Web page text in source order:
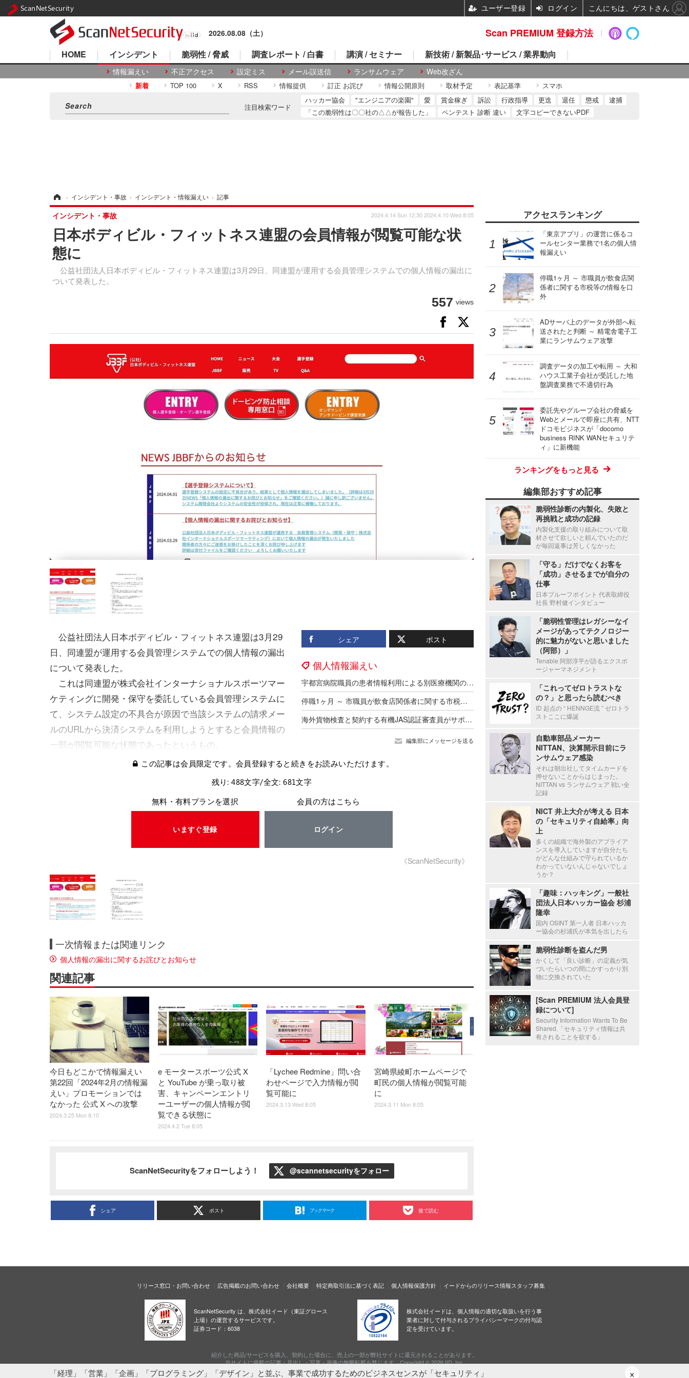
2026.08.08（土）
HOME インシデント
情報漏えい 不正アクセス 設定ミス メール誤送信 ランサムウェア Web改ざん
脆弱性 / 脅威 調査レポート / 白書 講演 / セミナー 新技術 / 新製品･サービス / 業界動向
新着 TOP 100 X RSS 情報提供 訂正 お詫び 情報公開原則 取材予定 表記基準 スマホ
注目検索ワード
ハッカー協会 "エンジニアの楽園" 愛 賞金稼ぎ 訴訟 行政指導 更迭 退任 懲戒
逮捕
「この脆弱性は〇〇社の△△が報告した」
ペンテスト 診断 違い 文字コピーできないPDF
› インシデント・事故 › インシデント・情報漏えい › 記事
日本ボディビル・フィットネス連盟の会員情報が閲覧可能な状
態に
公益社団法人日本ボディビル・フィットネス連盟は3月29日、同連盟が運用する会員管理システムでの個人情報の漏出に
ついて発表した。
インシデント・事故 2024.4.14 Sun 12:30 2024.4.10 Wed 8:05
557 views
シェア ポスト
個人情報漏えい
宇都宮病院職員の患者情報利用による別医療機関のダイレクトメール郵送、調査の結果 直接的金銭的利益の受領が無いことを確認
停職1ヶ月 ～ 市職員が飲食店関係者に関する市税等の情報を口外
海外貨物検査と契約する有機JAS認証審査員がサポート詐欺被害
編集部にメッセージを送る
公益社団法人日本ボディビル・フィットネス連盟は3月29
日、同連盟が運用する会員管理システムでの個人情報の漏出
について発表した。
これは同連盟が株式会社インターナショナルスポーツマー
ケティングに開発・保守を委託している会員管理システムに
て、システム設定の不具合が原因で当該システムの請求メー
ルのURLから決済システムを利用しようとすると会員情報の
一部が閲覧可能な状態であったというもの。
この記事は会員限定です。会員登録すると続きをお読みいただけます。
残り: 488文字/全文: 681文字
無料・有料プランを選択
いますぐ登録
会員の方はこちら
ログイン
《ScanNetSecurity》
一次情報または関連リンク
個人情報の漏出に関するお詫びとお知らせ
関連記事
今日もどこかで情報漏えい
第22回「2024年2月の情報漏
えい」プロモーションでは
なかった 公式 X への攻撃
2024.3.25 Mon 8:10
e モータースポーツ公式 X
と YouTube が乗っ取り被
害、キャンペーンエントリ
ーユーザーの個人情報が閲
覧できる状態に
2024.4.2 Tue 8:05
「Lychee Redmine」問い合
わせページで入力情報が閲
覧可能に
2024.3.13 Wed 8:05
宮崎県綾町ホームページで
町民の個人情報が閲覧可能
に
2024.3.11 Mon 8:05
ScanNetSecurityをフォローしよう！ @scannetsecurityをフォロー
シェア ポスト ブックマーク 後で読む
アクセスランキング
「東京アプリ」の運営に係るコ
ールセンター業務で1名の個人情
報漏えい
停職1ヶ月 ～ 市職員が飲食店関
係者に関する市税等の情報を口
外
ADサーバ上のデータが外部へ転
送されたと判断 ～ 精電舎電子工
業にランサムウェア攻撃
調査データの加工や転用 ～ 大和
ハウス工業子会社が受託した地
盤調査業務で不適切行為
委託先やグループ会社の脅威を
Webとメールで即座に共有、NTT
ドコモビジネスが「docomo
business RINK WANセキュリテ
ィ」に新機能
ランキングをもっと見る
編集部おすすめ記事
脆弱性診断の内製化、失敗と
再挑戦と成功の記録
内製化支援の取り組みについて取
材させて欲しいと頼んでいたのだ
が毎回返事は芳しくなかった
「守る」だけでなくお客を
「成功」させるまでが自分の
仕事
日本プルーフポイント 代表取締役
社長 野村健インタビュー
「脆弱性管理はレガシーなイ
メージがあってテクノロジー
的に魅力がないと思いました
（阿部）」
Tenable 阿部淳平が語るエクスポ
ージャーマネジメント
「これってゼロトラストな
の？」と思ったら読むべき
ID 起点の “ HENNGE流 ” ゼロトラ
ストここに爆誕
自動車部品メーカー
NITTAN、決算開示目前にラ
ンサムウェア感染
それは朝出社してタイムカードを
押せないことからはじまった。
NITTAN vs ランサムウェア 戦い全
記録
NICT 井上大介が考える 日本
の「セキュリティ自給率」向
上
多くの組織で海外製のアプライア
ンスを導入していますが自分たち
がどんな仕組みで守られているか
わかっていないんじゃないでしょ
うか？
「趣味：ハッキング」一般社
団法人日本ハッカー協会 杉浦
隆幸
国内 OSINT 第一人者 日本ハッカ
ー協会の杉浦氏が本気を出したら
脆弱性診断を盗んだ男
かくして「良い診断」の定義が気
づいたらいつの間にかすっかり別
物に交換されていた
[Scan PREMIUM 法人会員登
録について]
Security Information Wants To Be
Shared.「セキュリティ情報は共
有されることを欲する」
リリース窓口・お問い合わせ 広告掲載のお問い合わせ 会社概要 特定商取引法に基づく表記 個人情報保護方針 イードからのリリース情報スタッフ募集
ScanNetSecurity は、株式会社イード（東証グロース
上場）の運営するサービスです。
証券コード：6038
株式会社イードは、個人情報の適切な取扱いを行う事
業者に対して付与されるプライバシーマークの付与認
定を受けています。
紹介した商品/サービスを購入、契約した場合に、売上の一部が弊社サイトに還元されることがあります。
当サイトに掲載の記事・見出し・写真・画像の無断転載を禁じます。Copyright © 2026 IID, Inc.
「経理」「営業」「企画」「プログラミング」「デザイン」と並ぶ、事業で成功するためのビジネスセンスが「セキュリティ」 ×
Scan PREMIUM 登録方法
ScanNetSecurity ユーザー登録 ログイン こんにちは、ゲストさん